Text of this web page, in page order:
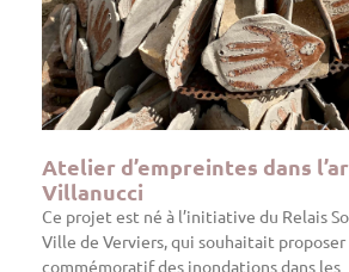
Atelier d’empreintes dans
Villanucci
Ce projet est né à l’initiative du Relais
Ville de Verviers, qui souhaitait
commémoratif des inondations dans les